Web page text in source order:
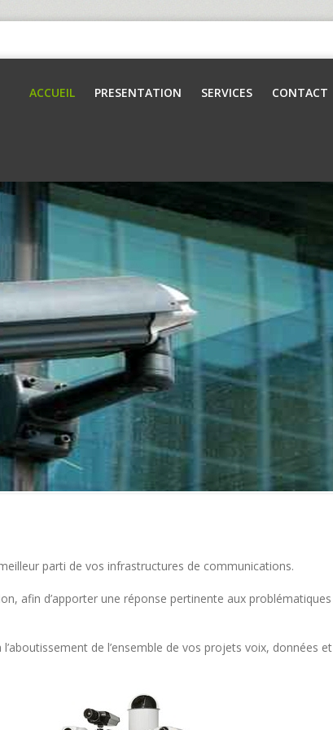
ACCUEIL PRESENTATION SERVICES CONTACT
parti de vos infrastructures de communications.
afin d’apporter une réponse pertinente aux problématiques
de l’ensemble de vos projets voix, données et